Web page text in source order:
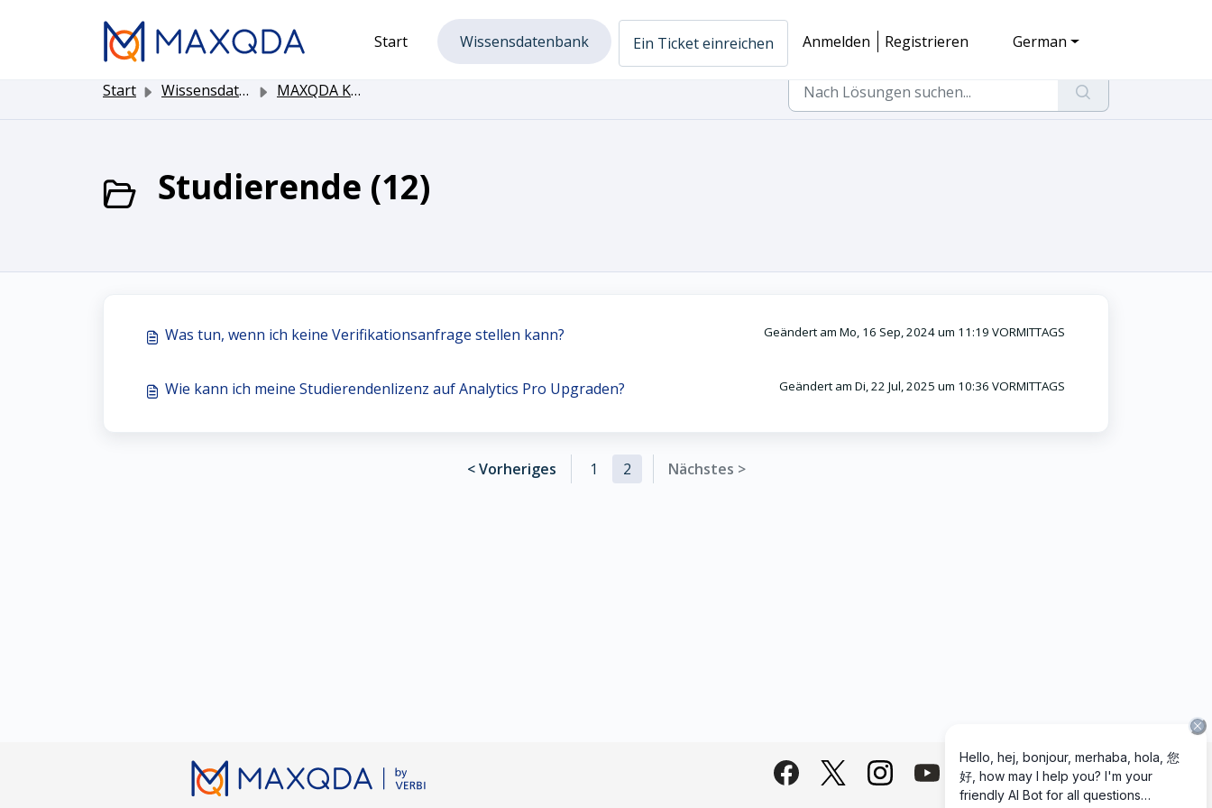
Start
Wissensdatenbank Ein Ticket einreichen Anmelden Registrieren German
Start Wissensdatenbank MAXQDA Kundenservice
Studierende (12)
Was tun, wenn ich keine Verifikationsanfrage stellen kann? Geändert am Mo, 16 Sep, 2024 um 11:19 VORMITTAGS
Wie kann ich meine Studierendenlizenz auf Analytics Pro Upgraden? Geändert am Di, 22 Jul, 2025 um 10:36 VORMITTAGS
< Vorheriges 1 2 Nächstes >